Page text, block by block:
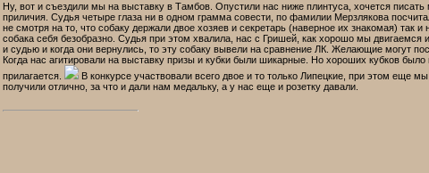
Ну, вот и съездили мы на выставку в Тамбов. Опустили нас ниже плинтуса, хочется
приличия. Судья четыре глаза ни в одном грамма совести, по фамилии Мерзлякова
не смотря на то, что собаку держали двое хозяев и секретарь (наверное их знакомая) так
собака себя безобразно. Судья при этом хвалила, нас с Гришей, как хорошо мы
и судью и когда они вернулись, то эту собаку вывели на сравнение ЛК. Желающие могут
Когда нас агитировали на выставку призы и кубки были шикарные. Но хороших кубков
прилагается.
В конкурсе участвовали всего двое и то только Липецкие, при этом еще
получили отлично, за что и дали нам медальку, а у нас еще и розетку давали.